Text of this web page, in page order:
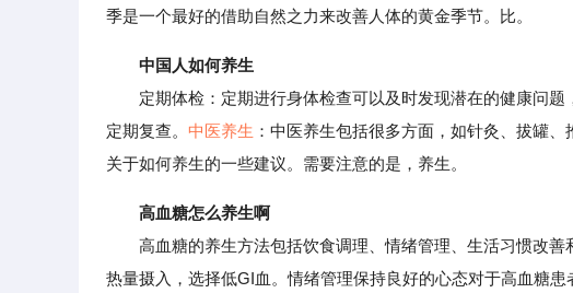
季是一个最好的借助自然之力来改善人体的黄金季节。比。
中国人如何养生
定期体检：定期进行身体检查可以及时发现潜在的健康问题
定期复查。 中医养生 ：中医养生包括很多方面，如针灸、拔罐
关于如何养生的一些建议。需要注意的是，养生。
高血糖怎么养生啊
高血糖的养生方法包括饮食调理、情绪管理、生活习惯改善
热量摄入，选择低GI血。情绪管理保持良好的心态对于高血糖